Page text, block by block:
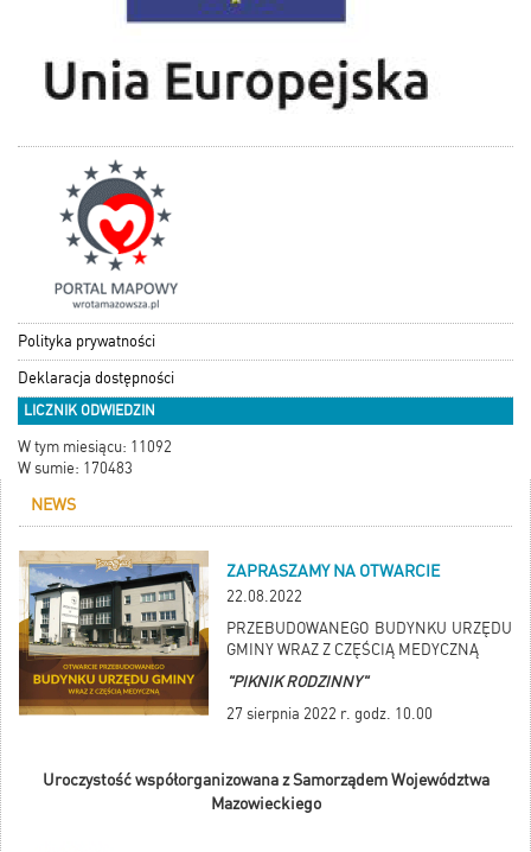
Polityka prywatności
Deklaracja dostępności
LICZNIK ODWIEDZIN
W tym miesiącu: 11092
W sumie: 170483
NEWS
ZAPRASZAMY NA OTWARCIE
22.08.2022
PRZEBUDOWANEGO BUDYNKU URZĘDU
GMINY WRAZ Z CZĘŚCIĄ MEDYCZNĄ
"PIKNIK RODZINNY"
27 sierpnia 2022 r. godz. 10.00
Uroczystość współorganizowana z Samorządem Województwa
Mazowieckiego